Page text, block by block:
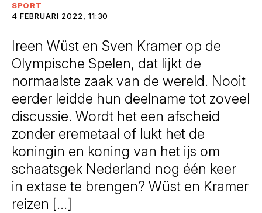
SPORT
4 FEBRUARI 2022, 11:30
Ireen Wüst en Sven Kramer op de
Olympische Spelen, dat lijkt de
normaalste zaak van de wereld. Nooit
eerder leidde hun deelname tot zoveel
discussie. Wordt het een afscheid
zonder eremetaal of lukt het de
koningin en koning van het ijs om
schaatsgek Nederland nog één keer
in extase te brengen? Wüst en Kramer
reizen […]